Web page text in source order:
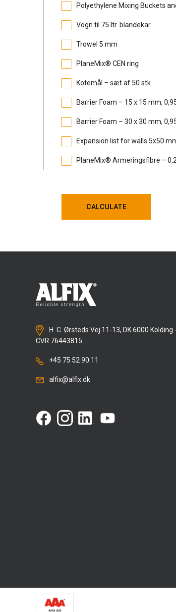
Polyethylene Mixing Buckets
Vogn til 75 ltr. blandekar
Trowel 5 mm
PlaneMix® CEN ring
Kotemål – sæt af 50 stk.
Barrier Foam – 15 x 15 mm,
Barrier Foam – 30 x 30 mm,
Expansion list for walls 5x50
PlaneMix® Armeringsfibre –
CALCULATE
CALCULATE
H. C. Ørsteds Vej 11-13, DK 6000 Kolding -
CVR 76443815
+45 75 52 90 11
alfix@alfix.dk